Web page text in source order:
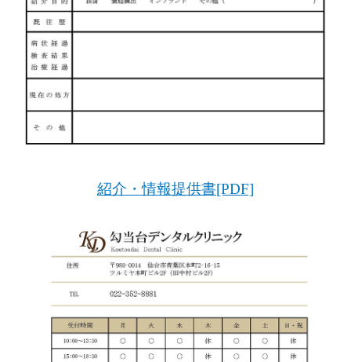
紹介・情報提供書[PDF]